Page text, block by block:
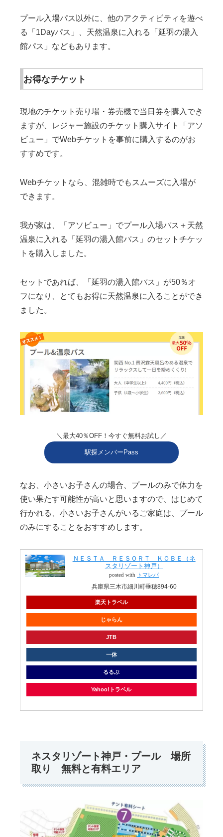
プール入場パス以外に、他のアクティビティを遊べ
る「1Dayパス」、天然温泉に入れる「延羽の湯入
館パス」などもあります。
お得なチケット
現地のチケット売り場・券売機で当日券を購入でき
ますが、レジャー施設のチケット購入サイト「アソ
ビュー」でWebチケットを事前に購入するのがお
すすめです。
Webチケットなら、混雑時でもスムーズに入場が
できます。
我が家は、「アソビュー」でプール入場パス＋天然
温泉に入れる「延羽の湯入館パス」のセットチケッ
トを購入しました。
セットであれば、「延羽の湯入館パス」が50％オ
フになり、とてもお得に天然温泉に入ることができ
ました。
＼最大40％OFF！今すぐ無料お試し／
駅探メンバーPass
なお、小さいお子さんの場合、プールのみで体力を
使い果たす可能性が高いと思いますので、はじめて
行かれる、小さいお子さんがいるご家庭は、プール
のみにすることをおすすめします。
ＮＥＳＴＡ ＲＥＳＯＲＴ ＫＯＢＥ（ネ
スタリゾート神戸）
posted with トマレバ
兵庫県三木市細川町垂穂894-60
楽天トラベル
じゃらん
JTB
一休
るるぶ
Yahoo!トラベル
ネスタリゾート神戸・プール 場所
取り 無料と有料エリア